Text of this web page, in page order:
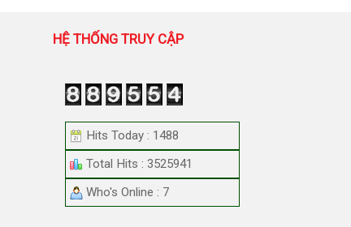
HỆ THỐNG TRUY CẬP
Hits Today : 1488
Total Hits : 3525941
Who's Online : 7